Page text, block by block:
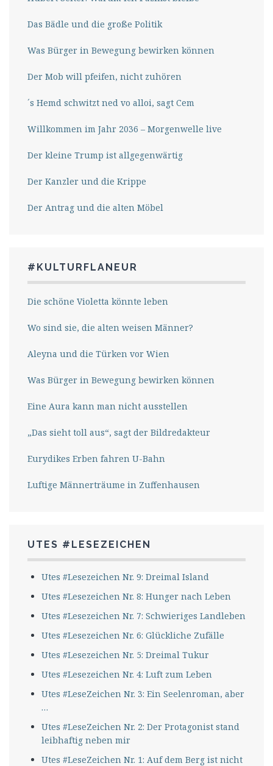
Das Bädle und die große Politik
Was Bürger in Bewegung bewirken können
Der Mob will pfeifen, nicht zuhören
´s Hemd schwitzt ned vo alloi, sagt Cem
Willkommen im Jahr 2036 – Morgenwelle live
Der kleine Trump ist allgegenwärtig
Der Kanzler und die Krippe
Der Antrag und die alten Möbel
#KULTURFLANEUR
Die schöne Violetta könnte leben
Wo sind sie, die alten weisen Männer?
Aleyna und die Türken vor Wien
Was Bürger in Bewegung bewirken können
Eine Aura kann man nicht ausstellen
„Das sieht toll aus“, sagt der Bildredakteur
Eurydikes Erben fahren U-Bahn
Luftige Männerträume in Zuffenhausen
UTES #LESEZEICHEN
Utes #Lesezeichen Nr. 9: Dreimal Island
Utes #Lesezeichen Nr. 8: Hunger nach Leben
Utes #Lesezeichen Nr. 7: Schwieriges Landleben
Utes #Lesezeichen Nr. 6: Glückliche Zufälle
Utes #Lesezeichen Nr. 5: Dreimal Tukur
Utes #Lesezeichen Nr. 4: Luft zum Leben
Utes #LeseZeichen Nr. 3: Ein Seelenroman, aber
…
Utes #LeseZeichen Nr. 2: Der Protagonist stand
leibhaftig neben mir
Utes #LeseZeichen Nr. 1: Auf dem Berg ist nicht